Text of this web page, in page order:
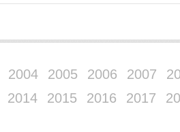
2004 2005 2006 2007
2014 2015 2016 2017